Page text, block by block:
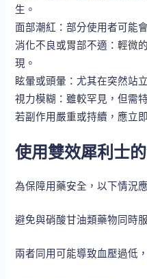
生。
面部潮紅：部分使用者可能
消化不良或胃部不適：輕微
現。
眩暈或頭暈：尤其在突然站
視力模糊：雖較罕見，但需
若副作用嚴重或持續，應立
使用雙效犀利士
為保障用藥安全，以下情況
避免與硝酸甘油類藥物同時
兩者同用可能導致血壓過低